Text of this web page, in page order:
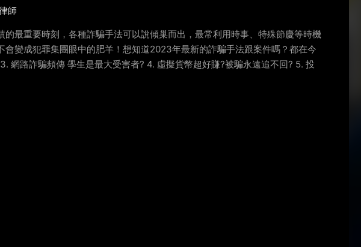
師
最重要時刻，各種詐騙手法可以說傾巢而出，最常利用時事、特殊節慶等時機
變成犯罪集團眼中的肥羊！想知道2023年最新的詐騙手法跟案件嗎？都在今
網路詐騙頻傳 學生是最大受害者? 4. 虛擬貨幣超好賺?被騙永遠追不回? 5. 投